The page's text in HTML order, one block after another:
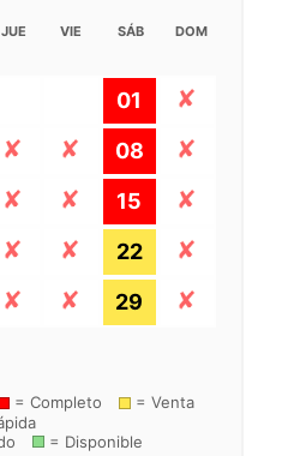
JUE VIE SÁB DOM
01
08
15
22
29
= Completo
= Venta
= Disponible